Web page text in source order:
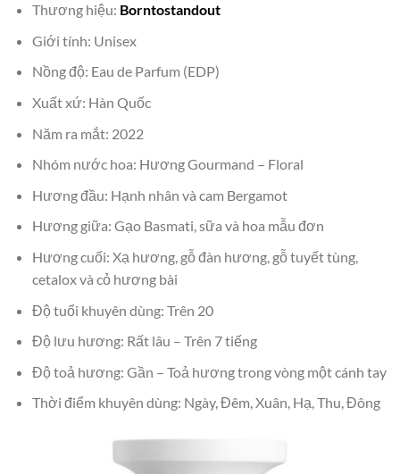
Thương hiệu: Borntostandout
Giới tính: Unisex
Nồng độ: Eau de Parfum (EDP)
Xuất xứ: Hàn Quốc
Năm ra mắt: 2022
Nhóm nước hoa: Hương Gourmand – Floral
Hương đầu: Hạnh nhân và cam Bergamot
Hương giữa: Gạo Basmati, sữa và hoa mẫu đơn
Hương cuối: Xạ hương, gỗ đàn hương, gỗ tuyết tùng,
cetalox và cỏ hương bài
Độ tuổi khuyên dùng: Trên 20
Độ lưu hương: Rất lâu – Trên 7 tiếng
Độ toả hương: Gần – Toả hương trong vòng một cánh tay
Thời điểm khuyên dùng: Ngày, Đêm, Xuân, Hạ, Thu, Đông